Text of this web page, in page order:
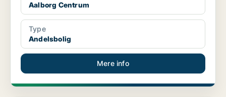
Aalborg Centrum
Type
Andelsbolig
Mere info